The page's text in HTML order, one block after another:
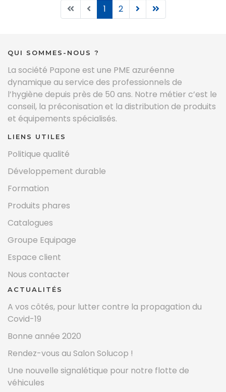
1 2
QUI SOMMES-NOUS ?
La société Papone est une PME azuréenne
dynamique au service des professionnels de
l’hygiène depuis près de 50 ans. Notre métier c’est le
conseil, la préconisation et la distribution de produits
et équipements spécialisés.
LIENS UTILES
Politique qualité
Développement durable
Formation
Produits phares
Catalogues
Groupe Equipage
Espace client
Nous contacter
ACTUALITÉS
A vos côtés, pour lutter contre la propagation du
Covid-19
Bonne année 2020
Rendez-vous au Salon Solucop !
Une nouvelle signalétique pour notre flotte de
véhicules